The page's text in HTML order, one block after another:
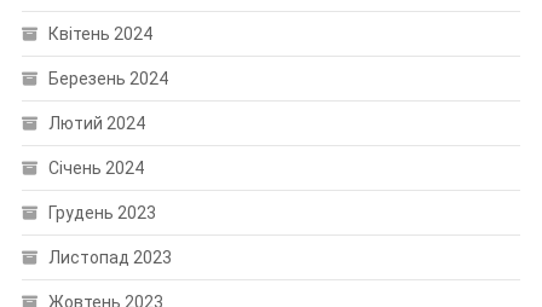
Квітень 2024
Березень 2024
Лютий 2024
Січень 2024
Грудень 2023
Листопад 2023
Жовтень 2023